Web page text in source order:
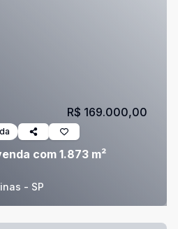
com 1.873 m²
- SP
R$ 169.000,00